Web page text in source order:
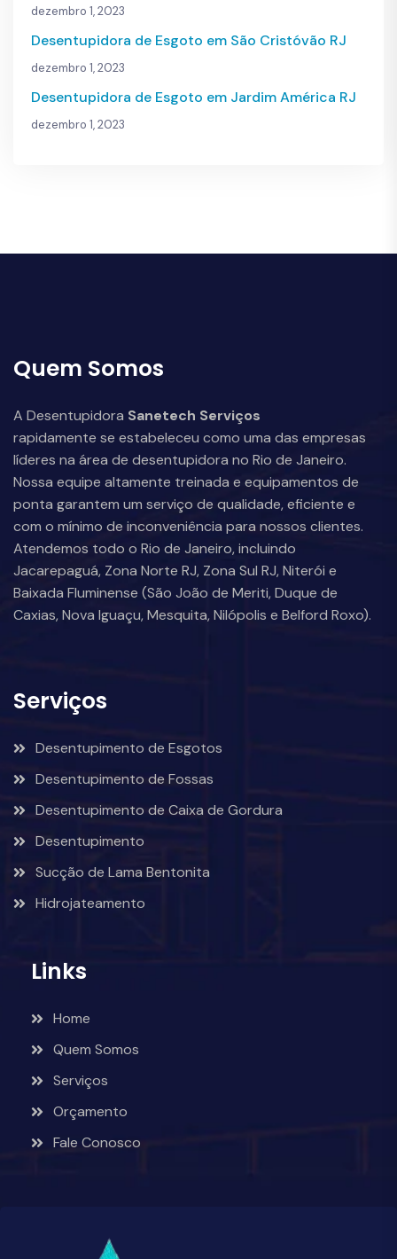
dezembro 1, 2023
Desentupidora de Esgoto em São Cristóvão RJ
dezembro 1, 2023
Desentupidora de Esgoto em Jardim América RJ
dezembro 1, 2023
Quem Somos
A Desentupidora Sanetech Serviços
rapidamente se estabeleceu como uma das empresas
líderes na área de desentupidora no Rio de Janeiro.
Nossa equipe altamente treinada e equipamentos de
ponta garantem um serviço de qualidade, eficiente e
com o mínimo de inconveniência para nossos clientes.
Atendemos todo o Rio de Janeiro, incluindo
Jacarepaguá, Zona Norte RJ, Zona Sul RJ, Niterói e
Baixada Fluminense (São João de Meriti, Duque de
Caxias, Nova Iguaçu, Mesquita, Nilópolis e Belford Roxo).
Serviços
Desentupimento de Esgotos
Desentupimento de Fossas
Desentupimento de Caixa de Gordura
Desentupimento
Sucção de Lama Bentonita
Hidrojateamento
Links
Home
Quem Somos
Serviços
Orçamento
Fale Conosco